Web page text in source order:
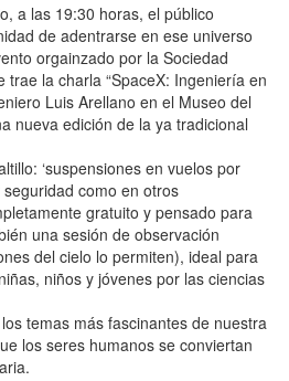
a las 19:30 horas, el público
de adentrarse en ese universo
orgainzado por la Sociedad
trae la charla “SpaceX: Ingeniería en
Luis Arellano en el Museo del
nueva edición de la ya tradicional
‘suspensiones en vuelos por
como en otros
gratuito y pensado para
una sesión de observación
del cielo lo permiten), ideal para
niños y jóvenes por las ciencias
temas más fascinantes de nuestra
los seres humanos se conviertan